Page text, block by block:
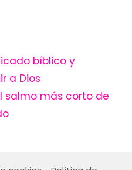
bíblico y
a Dios
salmo más corto de